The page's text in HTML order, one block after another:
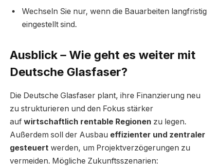
Wechseln Sie nur, wenn die Bauarbeiten langfristig
eingestellt sind.
Ausblick – Wie geht es weiter mit
Deutsche Glasfaser?
Die Deutsche Glasfaser plant, ihre Finanzierung neu
zu strukturieren und den Fokus stärker
auf wirtschaftlich rentable Regionen zu legen.
Außerdem soll der Ausbau effizienter und zentraler
gesteuert werden, um Projektverzögerungen zu
vermeiden. Mögliche Zukunftsszenarien: